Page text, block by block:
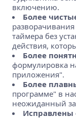
включению.
Более
таймера без
действия,
Более
формулировка
приложения".
Более
программе" в
неожиданный
Исправлены